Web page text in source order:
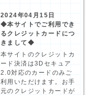
2024年04月15日
◆本サイトでご利用でき
るクレジットカードにつ
きまして◆
本サイトのクレジットカ
ード決済は3Dセキュア
2.0対応のカードのみご
利用いただけます。お手
元のクレジットカードが